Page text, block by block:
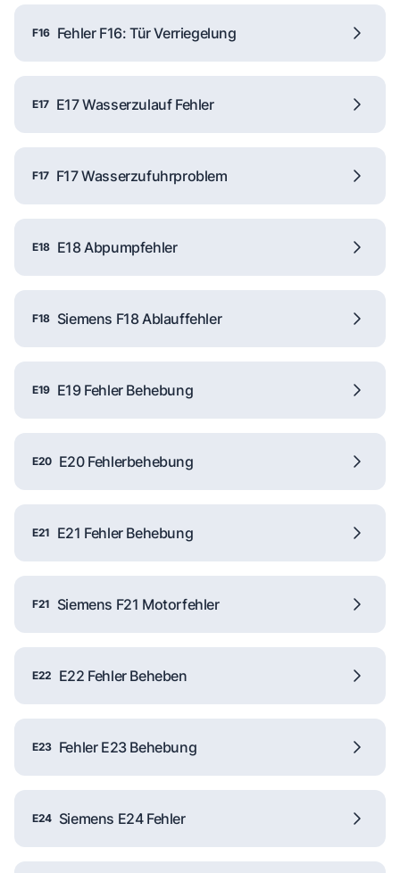
F16 Fehler F16: Tür Verriegelung
E17 E17 Wasserzulauf Fehler
F17 F17 Wasserzufuhrproblem
E18 E18 Abpumpfehler
F18 Siemens F18 Ablauffehler
E19 E19 Fehler Behebung
E20 E20 Fehlerbehebung
E21 E21 Fehler Behebung
F21 Siemens F21 Motorfehler
E22 E22 Fehler Beheben
E23 Fehler E23 Behebung
E24 Siemens E24 Fehler